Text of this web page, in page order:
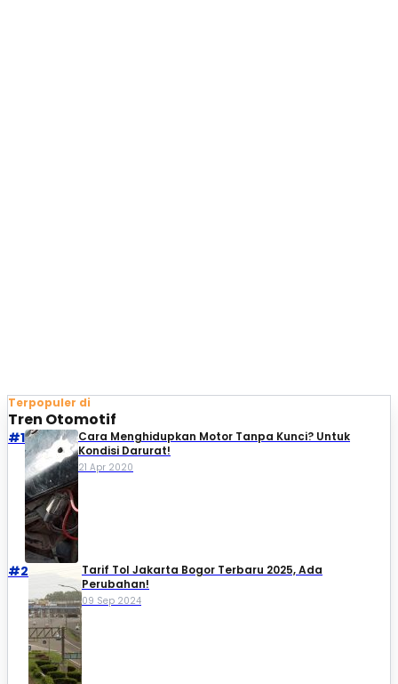
Terpopuler di
Tren Otomotif
#1
Cara Menghidupkan Motor Tanpa Kunci? Untuk
Kondisi Darurat!
21 Apr 2020
#2
Tarif Tol Jakarta Bogor Terbaru 2025, Ada
Perubahan!
09 Sep 2024